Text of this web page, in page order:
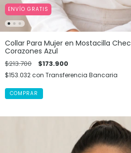
ENVÍO GRATIS
Collar Para Mujer en Mostacilla
Corazones Azul
$213.700 $173.900
$153.032con Transferencia Bancaria
COMPRAR